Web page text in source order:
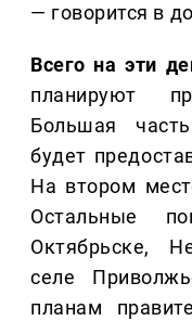
— говорится в
Всего на эти
планируют
Большая
будет
На втором
Остальные
Октябрьске,
селе
планам